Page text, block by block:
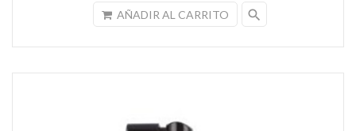
AÑADIR AL CARRITO search